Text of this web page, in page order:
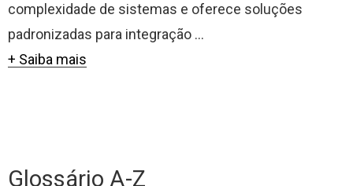
complexidade de sistemas e oferece soluções
padronizadas para integração ...
+ Saiba mais
Glossário A-Z